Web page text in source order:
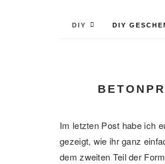
DIY DIY
Im letzten Post habe ich
gezeigt, wie ihr ganz
dem zweiten Teil der